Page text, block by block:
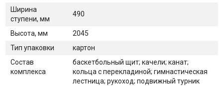
Ширина
ступени, мм
490
Высота, мм
2045
Тип упаковки
картон
Состав
комплекса
баскетбольный щит; качели; канат;
кольца с перекладиной; гимнастическая
лестница; рукоход; подвижный турник